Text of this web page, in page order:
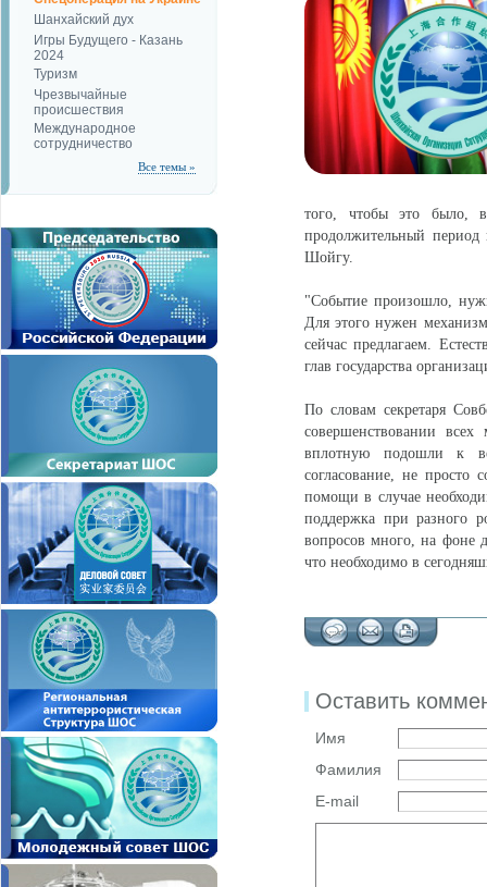
Шанхайский дух
Игры Будущего - Казань
2024
Туризм
Чрезвычайные
происшествия
Международное
сотрудничество
Все темы »
того, чтобы это было,
продолжительный период
Шойгу.
"Событие произошло,
Для этого нужен
сейчас предлагаем.
глав государства
По словам секретаря
совершенствовании
вплотную подошли к
согласование, не просто
помощи в случае
поддержка при разного
вопросов много, на фоне
что необходимо в
Оставить
Имя
Фамилия
E-mail